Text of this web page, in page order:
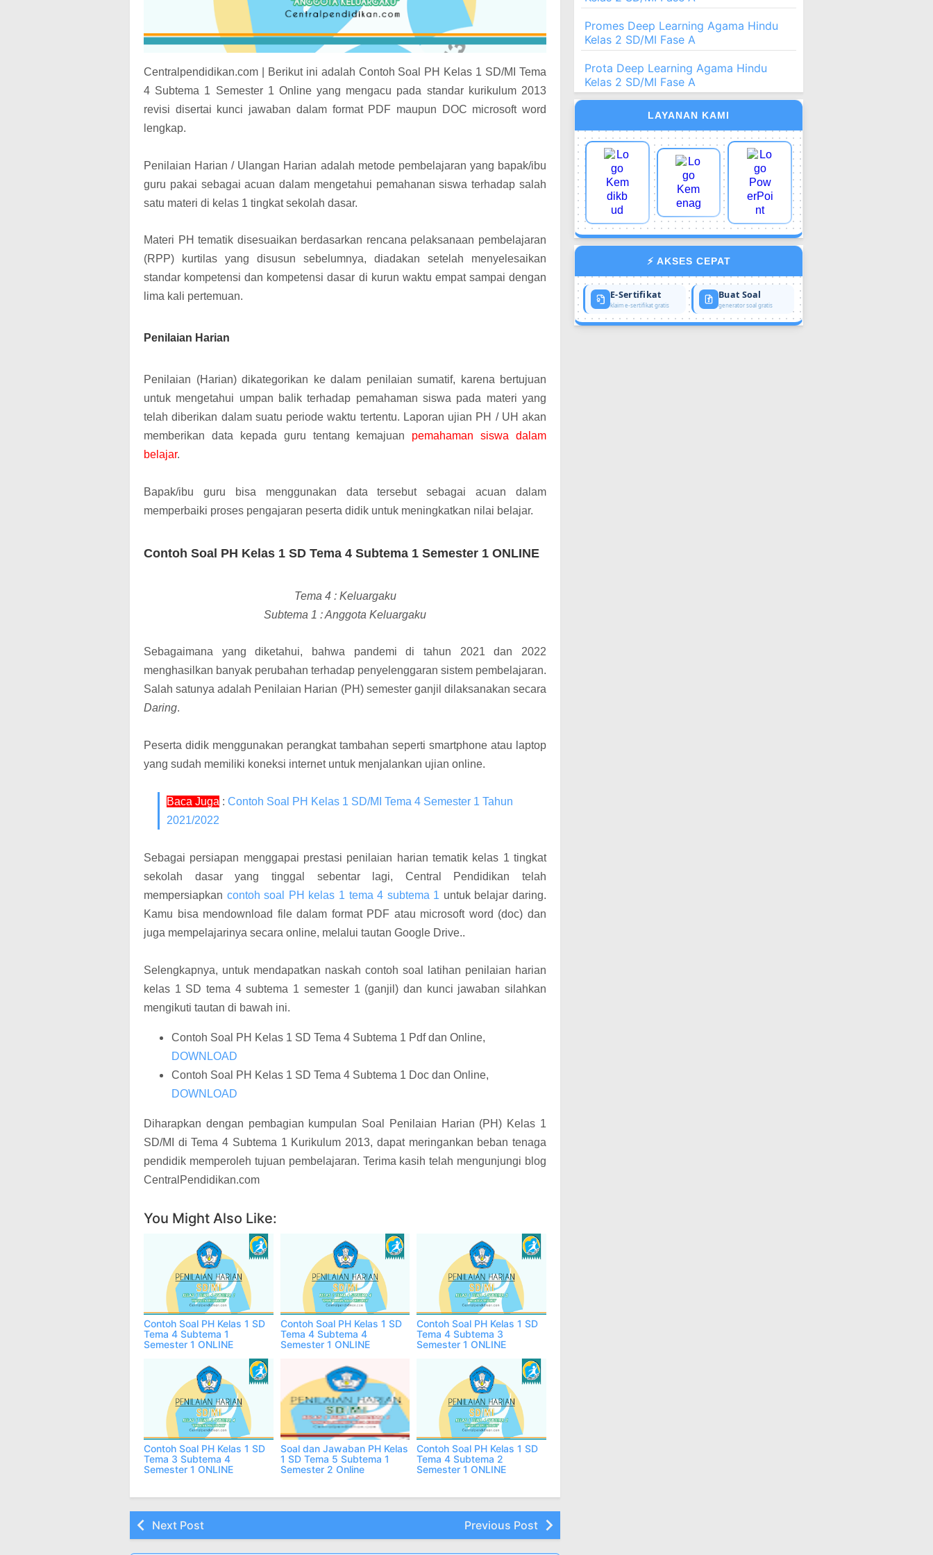
Centralpendidikan.com | Berikut ini adalah Contoh Soal PH Kelas 1 SD/MI Tema
4 Subtema 1 Semester 1 Online yang mengacu pada standar kurikulum 2013
revisi disertai kunci jawaban dalam format PDF maupun DOC microsoft word
lengkap.
Penilaian Harian / Ulangan Harian adalah metode pembelajaran yang bapak/ibu
guru pakai sebagai acuan dalam mengetahui pemahanan siswa terhadap salah
satu materi di kelas 1 tingkat sekolah dasar.
Materi PH tematik disesuaikan berdasarkan rencana pelaksanaan pembelajaran
(RPP) kurtilas yang disusun sebelumnya, diadakan setelah menyelesaikan
standar kompetensi dan kompetensi dasar di kurun waktu empat sampai dengan
lima kali pertemuan.
Penilaian Harian
Penilaian (Harian) dikategorikan ke dalam penilaian sumatif, karena bertujuan
untuk mengetahui umpan balik terhadap pemahaman siswa pada materi yang
telah diberikan dalam suatu periode waktu tertentu. Laporan ujian PH / UH akan
memberikan data kepada guru tentang kemajuan pemahaman siswa dalam
belajar.
Bapak/ibu guru bisa menggunakan data tersebut sebagai acuan dalam
memperbaiki proses pengajaran peserta didik untuk meningkatkan nilai belajar.
Contoh Soal PH Kelas 1 SD Tema 4 Subtema 1 Semester 1 ONLINE
Tema 4 : Keluargaku
Subtema 1 : Anggota Keluargaku
Sebagaimana yang diketahui, bahwa pandemi di tahun 2021 dan 2022
menghasilkan banyak perubahan terhadap penyelenggaran sistem pembelajaran.
Salah satunya adalah Penilaian Harian (PH) semester ganjil dilaksanakan secara
Daring.
Peserta didik menggunakan perangkat tambahan seperti smartphone atau laptop
yang sudah memiliki koneksi internet untuk menjalankan ujian online.
Baca Juga : Contoh Soal PH Kelas 1 SD/MI Tema 4 Semester 1 Tahun
2021/2022
Sebagai persiapan menggapai prestasi penilaian harian tematik kelas 1 tingkat
sekolah dasar yang tinggal sebentar lagi, Central Pendidikan telah
mempersiapkan contoh soal PH kelas 1 tema 4 subtema 1 untuk belajar daring.
Kamu bisa mendownload file dalam format PDF atau microsoft word (doc) dan
juga mempelajarinya secara online, melalui tautan Google Drive..
Selengkapnya, untuk mendapatkan naskah contoh soal latihan penilaian harian
kelas 1 SD tema 4 subtema 1 semester 1 (ganjil) dan kunci jawaban silahkan
mengikuti tautan di bawah ini.
Contoh Soal PH Kelas 1 SD Tema 4 Subtema 1 Pdf dan Online,
DOWNLOAD
Contoh Soal PH Kelas 1 SD Tema 4 Subtema 1 Doc dan Online,
DOWNLOAD
Diharapkan dengan pembagian kumpulan Soal Penilaian Harian (PH) Kelas 1
SD/MI di Tema 4 Subtema 1 Kurikulum 2013, dapat meringankan beban tenaga
pendidik memperoleh tujuan pembelajaran. Terima kasih telah mengunjungi blog
CentralPendidikan.com
You Might Also Like:
Contoh Soal PH Kelas 1 SD
Tema 4 Subtema 1
Semester 1 ONLINE
Contoh Soal PH Kelas 1 SD
Tema 4 Subtema 4
Semester 1 ONLINE
Contoh Soal PH Kelas 1 SD
Tema 4 Subtema 3
Semester 1 ONLINE
Contoh Soal PH Kelas 1 SD
Tema 3 Subtema 4
Semester 1 ONLINE
Soal dan Jawaban PH Kelas
1 SD Tema 5 Subtema 1
Semester 2 Online
Contoh Soal PH Kelas 1 SD
Tema 4 Subtema 2
Semester 1 ONLINE
Next Post Previous Post
Promes Deep Learning Agama Hindu
Kelas 2 SD/MI Fase A
Prota Deep Learning Agama Hindu
Kelas 2 SD/MI Fase A
LAYANAN KAMI
⚡ AKSES CEPAT
E-Sertifikat
klaim e-sertifikat gratis
Buat Soal
generator soal gratis